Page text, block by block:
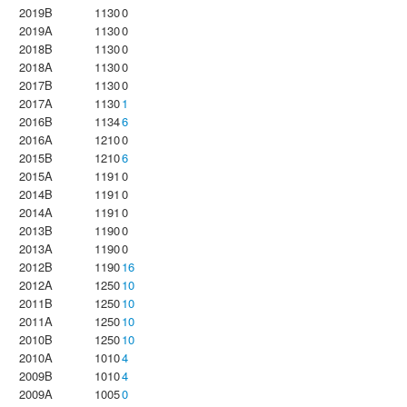
2019B
11300
2019A
11300
2018B
11300
2018A
11300
2017B
11300
2017A
11301
2016B
11346
2016A
12100
2015B
12106
2015A
1191 0
2014B
1191 0
2014A
1191 0
2013B
11900
2013A
11900
2012B
119016
2012A
125010
2011B
125010
2011A
125010
2010B
125010
2010A
10104
2009B
10104
2009A
10050